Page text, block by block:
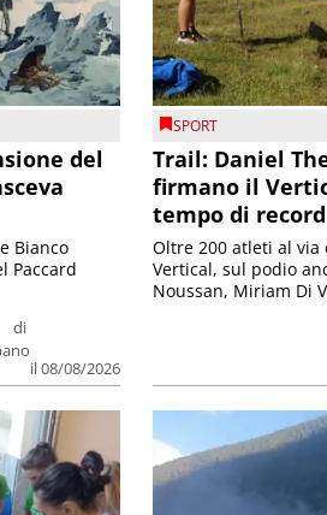
del
di
il 08/08/2026
Bianco
Paccard
SPORT
Trail: Daniel
firmano il
tempo di record
Oltre 200 atleti al
Vertical, sul podio
Noussan, Miriam Di